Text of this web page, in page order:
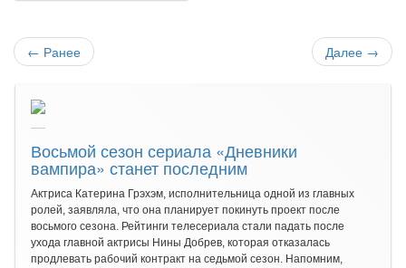
← Ранее Далее →
Восьмой сезон сериала «Дневники
вампира» станет последним
Актриса Катерина Грэхэм, исполнительница одной из главных
ролей, заявляла, что она планирует покинуть проект после
восьмого сезона. Рейтинги телесериала стали падать после
ухода главной актрисы Нины Добрев, которая отказалась
продлевать рабочий контракт на седьмой сезон. Напомним,